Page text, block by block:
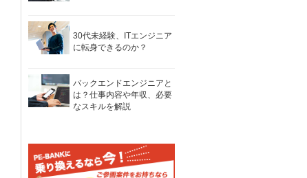
30代未経験、ITエンジニア
に転身できるのか？
バックエンドエンジニアと
は？仕事内容や年収、必要
なスキルを解説